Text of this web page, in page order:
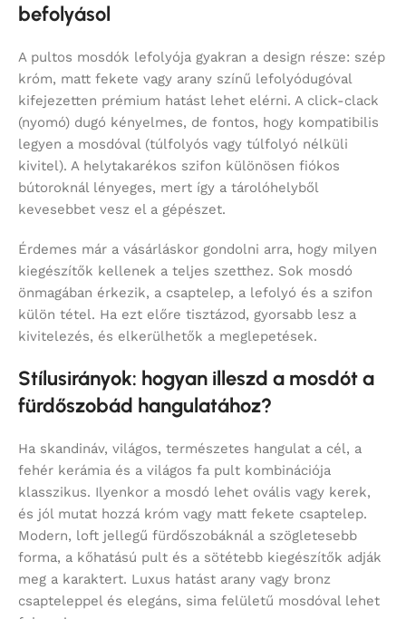
befolyásol
A pultos mosdók lefolyója gyakran a design része: szép
króm, matt fekete vagy arany színű lefolyódugóval
kifejezetten prémium hatást lehet elérni. A click-clack
(nyomó) dugó kényelmes, de fontos, hogy kompatibilis
legyen a mosdóval (túlfolyós vagy túlfolyó nélküli
kivitel). A helytakarékos szifon különösen fiókos
bútoroknál lényeges, mert így a tárolóhelyből
kevesebbet vesz el a gépészet.
Érdemes már a vásárláskor gondolni arra, hogy milyen
kiegészítők kellenek a teljes szetthez. Sok mosdó
önmagában érkezik, a csaptelep, a lefolyó és a szifon
külön tétel. Ha ezt előre tisztázod, gyorsabb lesz a
kivitelezés, és elkerülhetők a meglepetések.
Stílusirányok: hogyan illeszd a mosdót a
fürdőszobád hangulatához?
Ha skandináv, világos, természetes hangulat a cél, a
fehér kerámia és a világos fa pult kombinációja
klasszikus. Ilyenkor a mosdó lehet ovális vagy kerek,
és jól mutat hozzá króm vagy matt fekete csaptelep.
Modern, loft jellegű fürdőszobáknál a szögletesebb
forma, a kőhatású pult és a sötétebb kiegészítők adják
meg a karaktert. Luxus hatást arany vagy bronz
csapteleppel és elegáns, sima felületű mosdóval lehet